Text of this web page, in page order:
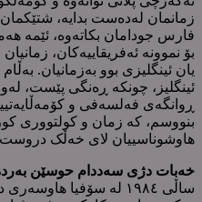
زمانمان لەدەست بدایە،
فارس جودامان بکاتەوە، ئێمە
بۆ نموونە ئەفریقاییەکان،
یان ئینگلیزی بوو بەزمانیان.
ئینگلیز، چونکە ڕەنگی پێست،
ڕوانگەی فەلسەفی و
بنووسم، کە زمان و کولتووری
هاوشوناسییان لای خەڵک
خەبات دژی سەددام حوسێن
ساڵی ١٩٨٤ لە سۆفیا